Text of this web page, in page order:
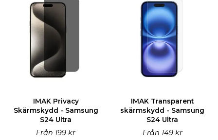
IMAK Privacy
Skärmskydd - Samsung
S24 Ultra
Från 199 kr
IMAK Transparent
skärmskydd - Samsung
S24 Ultra
Från 149 kr